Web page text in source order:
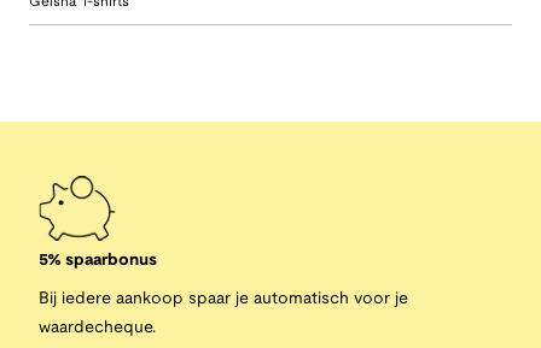
5% spaarbonus
Bij iedere aankoop spaar je automatisch voor je
waardecheque.